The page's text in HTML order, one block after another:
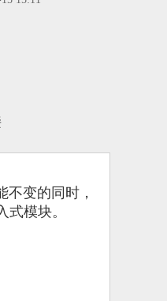
变的同时，
模块。